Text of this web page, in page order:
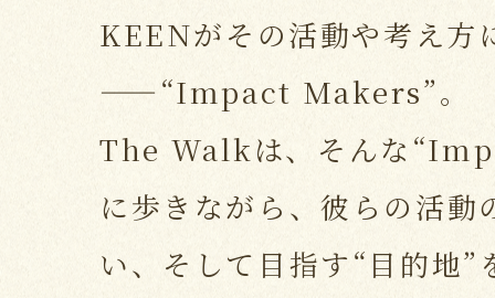
KEENがその活動や考え方
——“Impact Makers”。
The Walkは、そんな
に歩きながら、彼らの活
い、そして目指す“目的地